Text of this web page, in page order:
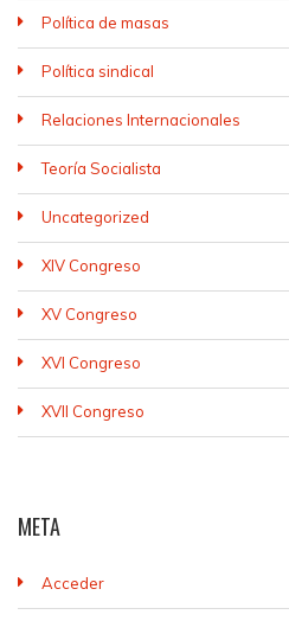
Política de masas
Política sindical
Relaciones Internacionales
Teoría Socialista
Uncategorized
XIV Congreso
XV Congreso
XVI Congreso
XVII Congreso
META
Acceder